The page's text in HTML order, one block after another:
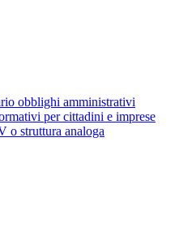
obblighi amministrativi
per cittadini e imprese
o struttura analoga